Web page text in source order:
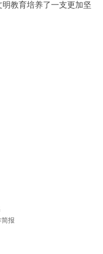
教育培养了一支更加坚
报